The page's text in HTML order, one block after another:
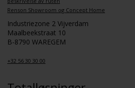
Renson Showroom og Concept Home
Industriezone 2 Vijverdam
Maalbeekstraat 10
B-8790 WAREGEM
+32 56 30 30 00